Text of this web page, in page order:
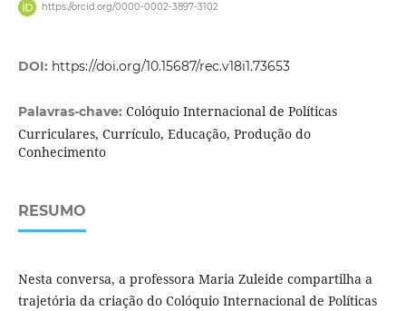
https://orcid.org/0000-0002-3897-3102
DOI: https://doi.org/10.15687/rec.v18i1.73653
Palavras-chave: Colóquio Internacional de Políticas
Curriculares, Currículo, Educação, Produção do
Conhecimento
RESUMO
Nesta conversa, a professora Maria Zuleide compartilha a
trajetória da criação do Colóquio Internacional de Políticas